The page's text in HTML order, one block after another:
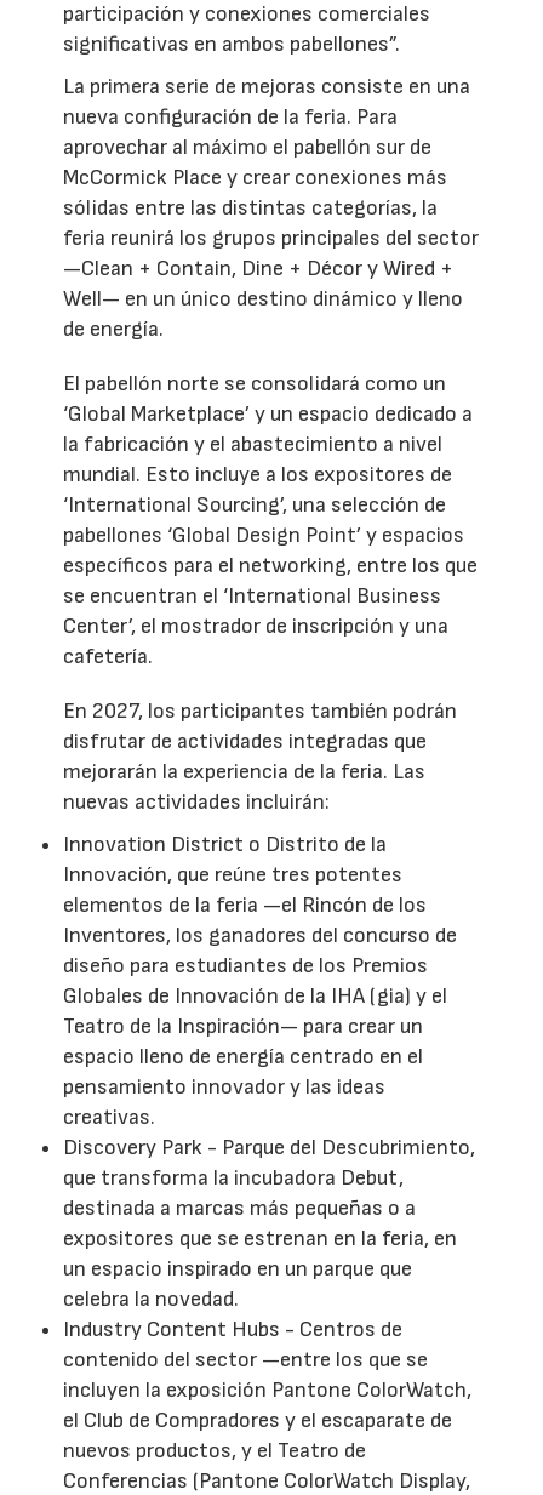
participación y conexiones comerciales
significativas en ambos pabellones”.
La primera serie de mejoras consiste en una
nueva configuración de la feria. Para
aprovechar al máximo el pabellón sur de
McCormick Place y crear conexiones más
sólidas entre las distintas categorías, la
feria reunirá los grupos principales del sector
—Clean + Contain, Dine + Décor y Wired +
Well— en un único destino dinámico y lleno
de energía.
El pabellón norte se consolidará como un
‘Global Marketplace’ y un espacio dedicado a
la fabricación y el abastecimiento a nivel
mundial. Esto incluye a los expositores de
‘International Sourcing’, una selección de
pabellones ‘Global Design Point’ y espacios
específicos para el networking, entre los que
se encuentran el ‘International Business
Center’, el mostrador de inscripción y una
cafetería.
En 2027, los participantes también podrán
disfrutar de actividades integradas que
mejorarán la experiencia de la feria. Las
nuevas actividades incluirán:
Innovation District o Distrito de la
Innovación, que reúne tres potentes
elementos de la feria —el Rincón de los
Inventores, los ganadores del concurso de
diseño para estudiantes de los Premios
Globales de Innovación de la IHA (gia) y el
Teatro de la Inspiración— para crear un
espacio lleno de energía centrado en el
pensamiento innovador y las ideas
creativas.
Discovery Park - Parque del Descubrimiento,
que transforma la incubadora Debut,
destinada a marcas más pequeñas o a
expositores que se estrenan en la feria, en
un espacio inspirado en un parque que
celebra la novedad.
Industry Content Hubs - Centros de
contenido del sector —entre los que se
incluyen la exposición Pantone ColorWatch,
el Club de Compradores y el escaparate de
nuevos productos, y el Teatro de
Conferencias (Pantone ColorWatch Display,